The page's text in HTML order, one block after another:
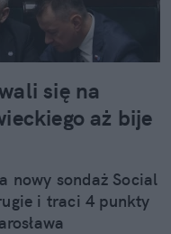
się na
aż bije
nowy sondaż Social
i traci 4 punkty